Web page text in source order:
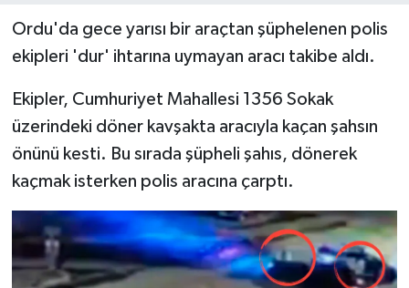
Ordu'da gece yarısı bir araçtan şüphelenen polis
ekipleri 'dur' ihtarına uymayan aracı takibe aldı.
Ekipler, Cumhuriyet Mahallesi 1356 Sokak
üzerindeki döner kavşakta aracıyla kaçan şahsın
önünü kesti. Bu sırada şüpheli şahıs, dönerek
kaçmak isterken polis aracına çarptı.
RÖPORTAJ
SPOR
TARIM
TEKNOLOJİ
TURİZM